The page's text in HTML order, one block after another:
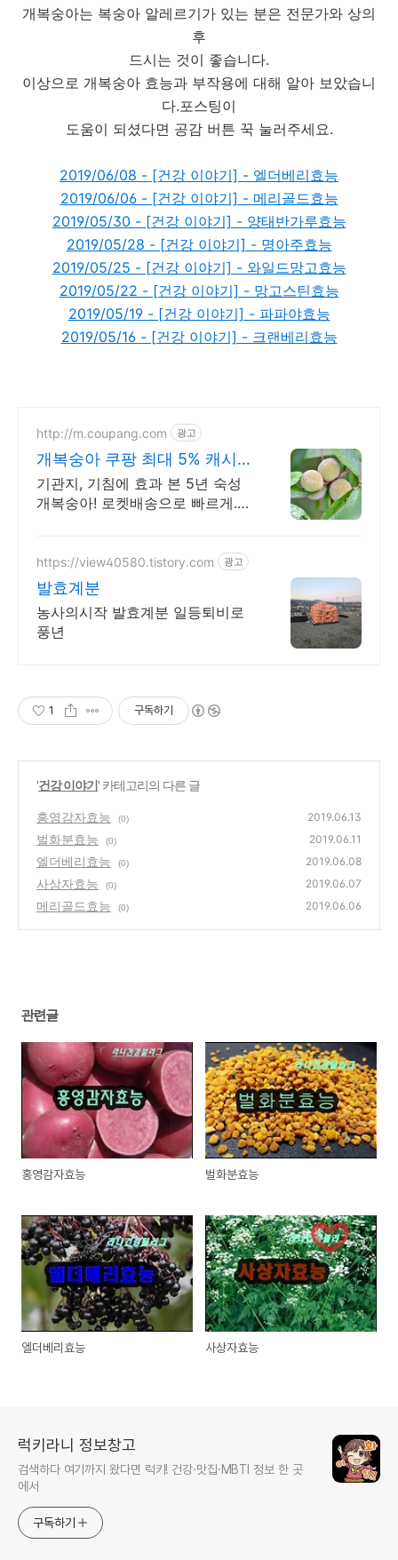
개복숭아는 복숭아 알레르기가 있는 분은 전문가와 상의
후
드시는 것이 좋습니다.
이상으로 개복숭아 효능과 부작용에 대해 알아 보았습니
다.포스팅이
도움이 되셨다면 공감 버튼 꾹 눌러주세요.
2019/06/08 - [건강 이야기] - 엘더베리효능
2019/06/06 - [건강 이야기] - 메리골드효능
2019/05/30 - [건강 이야기] - 양태반가루효능
2019/05/28 - [건강 이야기] - 명아주효능
2019/05/25 - [건강 이야기] - 와일드망고효능
2019/05/22 - [건강 이야기] - 망고스틴효능
2019/05/19 - [건강 이야기] - 파파야효능
2019/05/16 - [건강 이야기] - 크랜베리효능
http://m.coupang.com 광고
개복숭아 쿠팡 최대 5% 캐시적
립
기관지, 기침에 효과 본 5년 숙성
개복숭아! 로켓배송으로 빠르게.
https://view40580.tistory.com 광고
발효계분
농사의시작 발효계분 일등퇴비로
풍년
1 구독하기
'건강 이야기' 카테고리의 다른 글
홍영감자효능 (0) 2019.06.13
벌화분효능 (0) 2019.06.11
엘더베리효능 (0) 2019.06.08
사상자효능 (0) 2019.06.07
메리골드효능 (0) 2019.06.06
관련글
홍영감자효능 벌화분효능
엘더베리효능 사상자효능
럭키라니 정보창고
검색하다 여기까지 왔다면 럭키! 건강·맛집·MBTI 정보 한 곳
에서
구독하기